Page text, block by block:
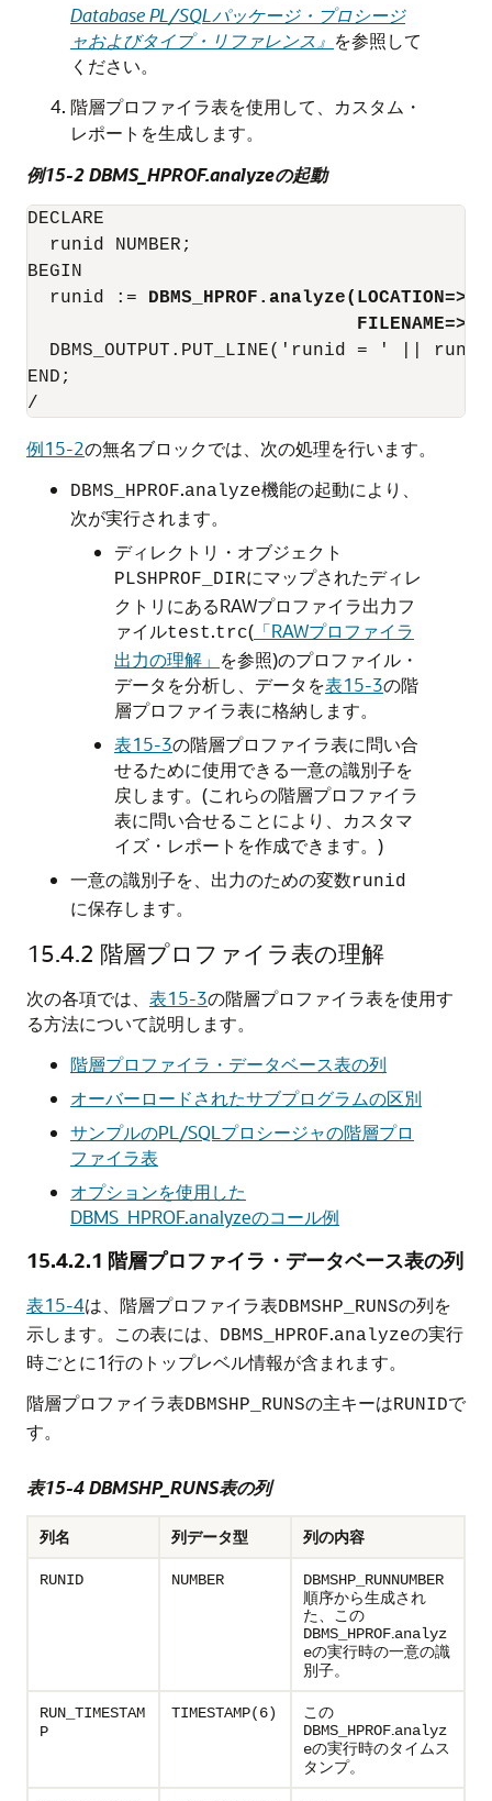
Database PL/SQLパッケージ・プロシージ
ャおよびタイプ・リファレンス』 を参照して
ください。
階層プロファイラ表を使用して、カスタム・
レポートを生成します。
例15-2 DBMS_HPROF.analyzeの起動
DECLARE
  runid NUMBER;
BEGIN
  runid :=
DBMS_OUTPUT.PUT_LINE('runid = ' ||
END;
/
例15-2の無名ブロックでは、次の処理を行います。
DBMS_HPROF.analyze機能の起動により、
次が実行されます。
ディレクトリ・オブジェクト
PLSHPROF_DIRにマップされたディレ
クトリにあるRAWプロファイラ出力フ
ァイルtest.trc( 「RAWプロファイラ
出力の理解」 を参照)のプロファイル・
データを分析し、データを表15-3の階
層プロファイラ表に格納します。
表15-3の階層プロファイラ表に問い合
せるために使用できる一意の識別子を
戻します。(これらの階層プロファイラ
表に問い合せることにより、カスタマ
イズ・レポートを作成できます。)
一意の識別子を、出力のための変数runid
に保存します。
15.4.2 階層プロファイラ表の理解
次の各項では、 表15-3の階層プロファイラ表を使用す
る方法について説明します。
階層プロファイラ・データベース表の列
オーバーロードされたサブプログラムの区別
サンプルのPL/SQLプロシージャの階層プロ
ファイラ表
オプションを使用した
DBMS_HPROF.analyzeのコール例
15.4.2.1 階層プロファイラ・データベース表の列
表15-4は、階層プロファイラ表DBMSHP_RUNSの列を
示します。この表には、
DBMS_HPROF.analyzeの実行
時ごとに1行のトップレベル情報が含まれます。
階層プロファイラ表DBMSHP_RUNSの主キーはRUNIDで
す。
表15-4 DBMSHP_RUNS表の列
列名 列データ型 列の内容
RUNID NUMBER DBMSHP_RUNNUMBER
順序から生成され
た、この
DBMS_HPROF.analyz
eの実行時の一意の識
別子。
RUN_TIMESTAM
P
TIMESTAMP(6) この
DBMS_HPROF.analyz
eの実行時のタイムス
タンプ。